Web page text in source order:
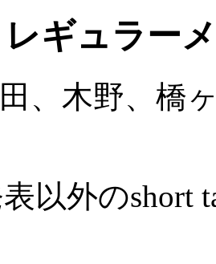
レギュラー
、木野、橋
以外のshort